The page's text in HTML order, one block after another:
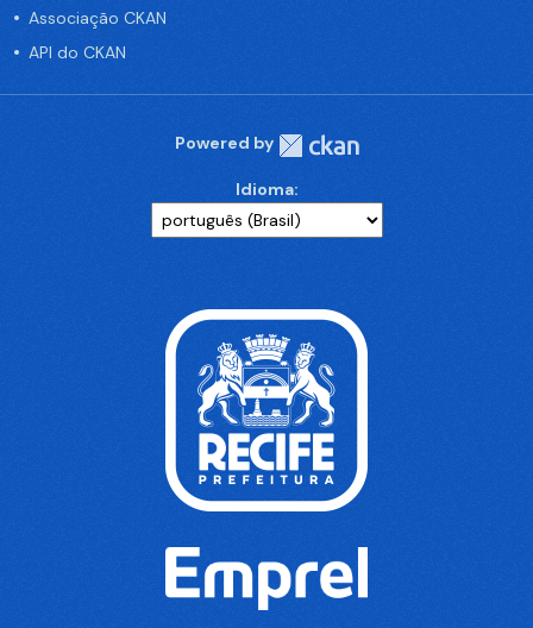
Associação CKAN
API do CKAN
Powered by
Idioma